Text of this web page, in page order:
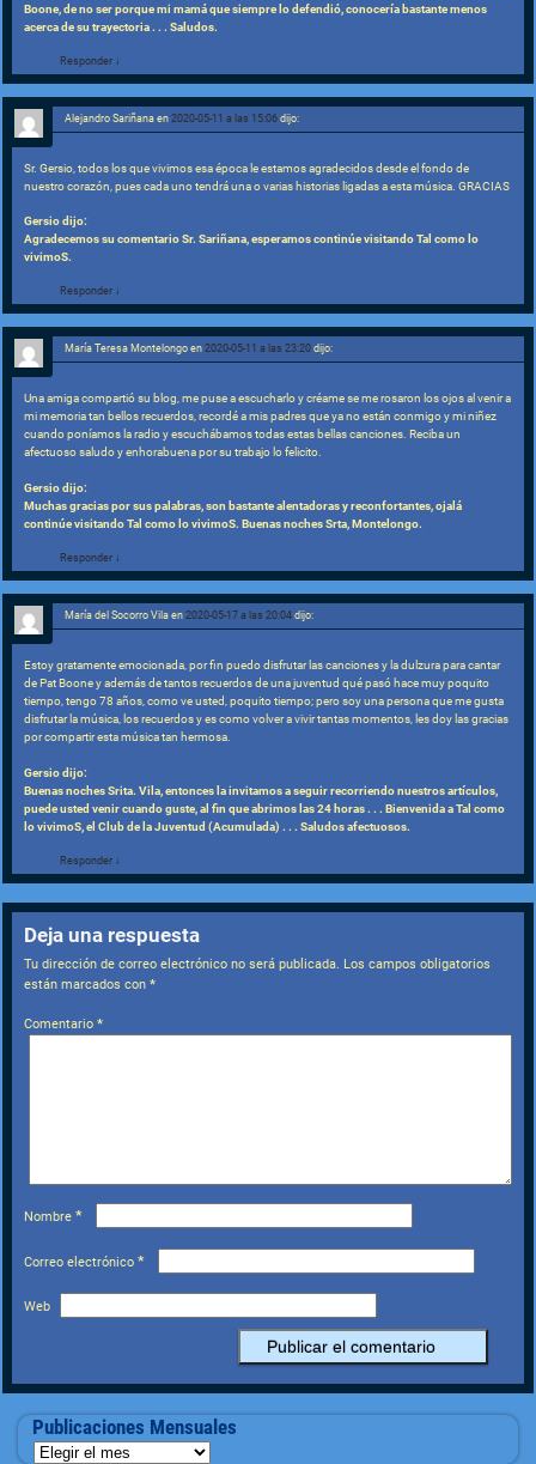
Boone, de no ser porque mi mamá que siempre lo defendió, conocería bastante menos
acerca de su trayectoria . . . Saludos.
Responder ↓
Alejandro Sariñana en2020-05-11 a las 15:06 dijo:
Sr. Gersio, todos los que vivimos esa época le estamos agradecidos desde el fondo de
nuestro corazón, pues cada uno tendrá una o varias historias ligadas a esta música. GRACIAS
Gersio dijo:
Agradecemos su comentario Sr. Sariñana, esperamos continúe visitando Tal como lo
vivimoS.
Responder ↓
María Teresa Montelongo en2020-05-11 a las 23:20 dijo:
Una amiga compartió su blog, me puse a escucharlo y créame se me rosaron los ojos al venir a
mi memoria tan bellos recuerdos, recordé a mis padres que ya no están conmigo y mi niñez
cuando poníamos la radio y escuchábamos todas estas bellas canciones. Reciba un
afectuoso saludo y enhorabuena por su trabajo lo felicito.
Gersio dijo:
Muchas gracias por sus palabras, son bastante alentadoras y reconfortantes, ojalá
continúe visitando Tal como lo vivimoS. Buenas noches Srta, Montelongo.
Responder ↓
María del Socorro Vila en2020-05-17 a las 20:04 dijo:
Estoy gratamente emocionada, por fin puedo disfrutar las canciones y la dulzura para cantar
de Pat Boone y además de tantos recuerdos de una juventud qué pasó hace muy poquito
tiempo, tengo 78 años, como ve usted, poquito tiempo; pero soy una persona que me gusta
disfrutar la música, los recuerdos y es como volver a vivir tantas momentos, les doy las gracias
por compartir esta música tan hermosa.
Gersio dijo:
Buenas noches Srita. Vila, entonces la invitamos a seguir recorriendo nuestros artículos,
puede usted venir cuando guste, al fin que abrimos las 24 horas . . . Bienvenida a Tal como
lo vivimoS, el Club de la Juventud (Acumulada) . . . Saludos afectuosos.
Responder ↓
Deja una respuesta
Tu dirección de correo electrónico no será publicada. Los campos obligatorios
están marcados con*
Comentario*
Nombre*
Correo electrónico*
Web
Publicaciones Mensuales